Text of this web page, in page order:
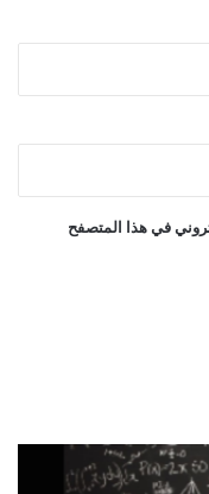
في هذا المتصفح